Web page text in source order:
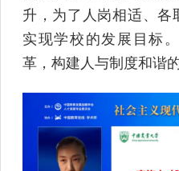
升，为了人岗相适、各
实现学校的发展目标
革，构建人与制度和谐